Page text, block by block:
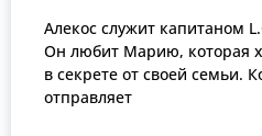
Алекос служит капитаном
Он любит Марию, которая
в секрете от своей семьи.
отправляет